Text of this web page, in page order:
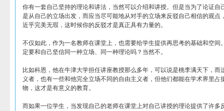
你有一套自己坚持的理论和讲法，当然可以介绍和讲授。但是当为了论证自
是从自己的立场出发，而应当尽可能地从对手的立场来反驳自己相信的观点
近乎完美无瑕，这时候你的反驳才是真正具有力量的。
不仅如此，作为一名教师在课堂上，也需要给学生提供再思考的基础和空间
定要和自己坚信同一种立场、同一种理论吗？当然不。
比如科恩，他在牛津大学担任讲座教授那么多年，可以说是桃李满天下，而
义者，也有一些和他完全立场不同的自由主义者，但他们都能在学术界里占
物，这才是有意义的教育。
而如果一位学生，当发现自己的老师在课堂上对自己讲授的理论提供了许多